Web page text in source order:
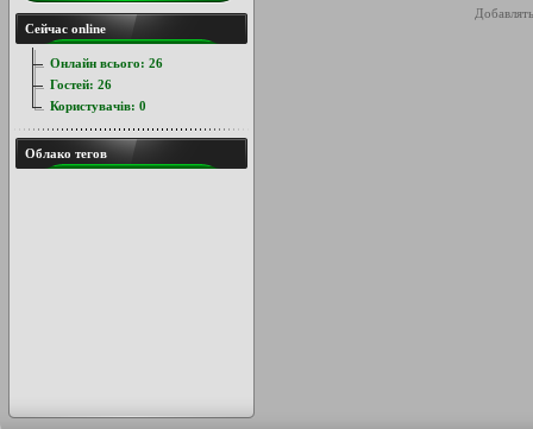
Сейчас online
Онлайн всього: 26
Гостей: 26
Користувачів: 0
Облако тегов